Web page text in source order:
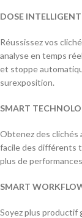
DOSE
Réussissez vos
analyse en temps
et stoppe
surexposition.
SMART
Obtenez des clichés
facile des différents
plus de
SMART
Soyez plus productif